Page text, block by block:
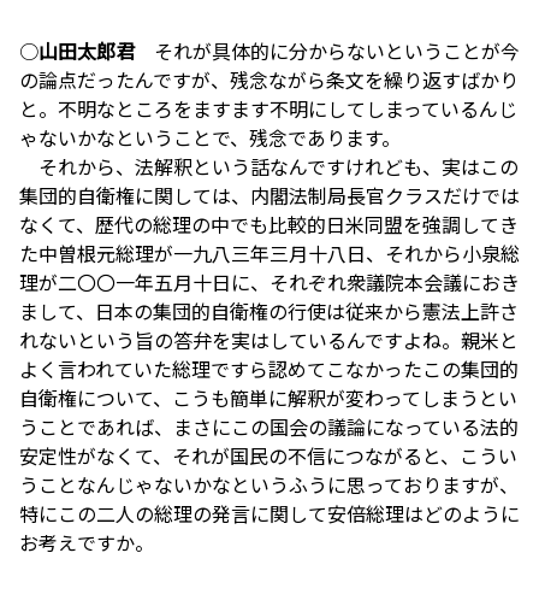
○山田太郎君それが具体的に分からないということが今
の論点だったんですが、残念ながら条文を繰り返すばかり
と。不明なところをますます不明にしてしまっているんじ
ゃないかなということで、残念であります。
それから、法解釈という話なんですけれども、実はこの
集団的自衛権に関しては、内閣法制局長官クラスだけでは
なくて、歴代の総理の中でも比較的日米同盟を強調してき
た中曽根元総理が一九八三年三月十八日、それから小泉総
理が二〇〇一年五月十日に、それぞれ衆議院本会議におき
まして、日本の集団的自衛権の行使は従来から憲法上許さ
れないという旨の答弁を実はしているんですよね。親米と
よく言われていた総理ですら認めてこなかったこの集団的
自衛権について、こうも簡単に解釈が変わってしまうとい
うことであれば、まさにこの国会の議論になっている法的
安定性がなくて、それが国民の不信につながると、こうい
うことなんじゃないかなというふうに思っておりますが、
特にこの二人の総理の発言に関して安倍総理はどのように
お考えですか。